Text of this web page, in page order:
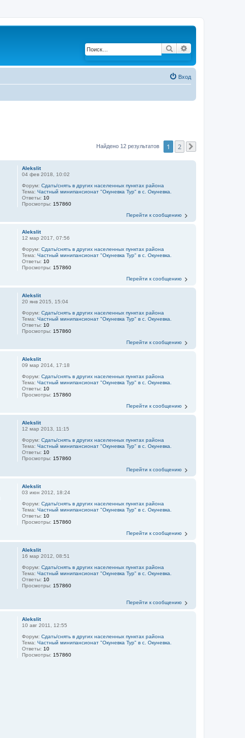
Поиск
Вход
Найдено 12 результатов 1 2
Alekslit
04 фев 2018, 10:02
Форум:Сдать/снять в других населенных пунктах района
Тема:Частный минипансионат "Окуневка Тур" в с. Окуневка.
Ответы: 10
Просмотры: 157860
Перейти к сообщению
Alekslit
12 мар 2017, 07:56
Форум:Сдать/снять в других населенных пунктах района
Тема:Частный минипансионат "Окуневка Тур" в с. Окуневка.
Ответы: 10
Просмотры: 157860
Перейти к сообщению
Alekslit
20 янв 2015, 15:04
Форум:Сдать/снять в других населенных пунктах района
Тема:Частный минипансионат "Окуневка Тур" в с. Окуневка.
Ответы: 10
Просмотры: 157860
Перейти к сообщению
Alekslit
09 мар 2014, 17:18
Форум:Сдать/снять в других населенных пунктах района
Тема:Частный минипансионат "Окуневка Тур" в с. Окуневка.
Ответы: 10
Просмотры: 157860
Перейти к сообщению
Alekslit
12 мар 2013, 11:15
Форум:Сдать/снять в других населенных пунктах района
Тема:Частный минипансионат "Окуневка Тур" в с. Окуневка.
Ответы: 10
Просмотры: 157860
Перейти к сообщению
Alekslit
03 июн 2012, 18:24
Форум:Сдать/снять в других населенных пунктах района
Тема:Частный минипансионат "Окуневка Тур" в с. Окуневка.
Ответы: 10
Просмотры: 157860
Перейти к сообщению
Alekslit
16 мар 2012, 08:51
Форум:Сдать/снять в других населенных пунктах района
Тема:Частный минипансионат "Окуневка Тур" в с. Окуневка.
Ответы: 10
Просмотры: 157860
Перейти к сообщению
Alekslit
10 авг 2011, 12:55
Форум:Сдать/снять в других населенных пунктах района
Тема:Частный минипансионат "Окуневка Тур" в с. Окуневка.
Ответы: 10
Просмотры: 157860